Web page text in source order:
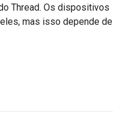
Thread. Os dispositivos
mas isso depende de